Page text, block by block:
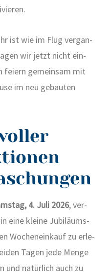
ist wie im Flug ver­gan­
wir jetzt nicht ein­
fei­ern gemein­sam mit
im neu gebau­ten
4. Juli 2026, ver­
eine klei­ne Jubi­lä­ums­
Wochen­ein­kauf zu erle­
Tagen jede Men­ge
und natür­lich auch zu